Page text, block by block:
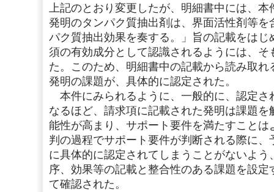
上記のとおり変更したが、明細書中には、
発明のタンパク質抽出剤は、界面活性剤等
パク質抽出効果を奏する。」旨の記載をは
須の有効成分として認識されるようには、
た。このため、明細書中の記載から読み取
発明の課題が、具体的に認定された。
本件にみられるように、一般的に、認定さ
なるほど、請求項に記載された発明は課題
能性が高まり、サポート要件を満たすこと
判の過程でサポート要件が判断される際に
に具体的に認定されてしまうことがないよ
序、効果等の記載と整合性のある課題を設
て確認された。